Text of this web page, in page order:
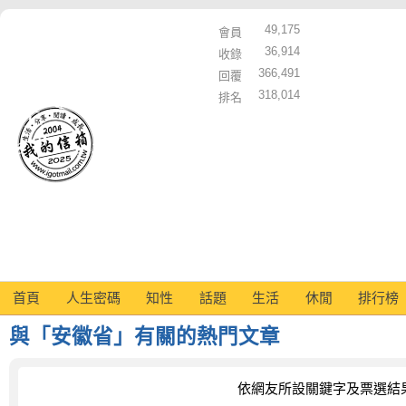
會員
49,175
收錄
36,914
回覆
366,491
排名
318,014
首頁 人生密碼 知性 話題 生活 休閒 排行榜
與「安徽省」有關的熱門文章
依網友所設關鍵字及票選結